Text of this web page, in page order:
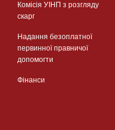
Комісія УІНП з розгляду
скарг
Надання безоплатної
первинної правничої
допомогти
Фінанси